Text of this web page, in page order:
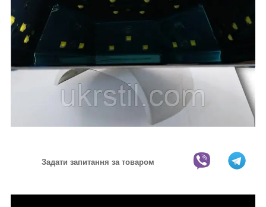
Задати запитання за товаром